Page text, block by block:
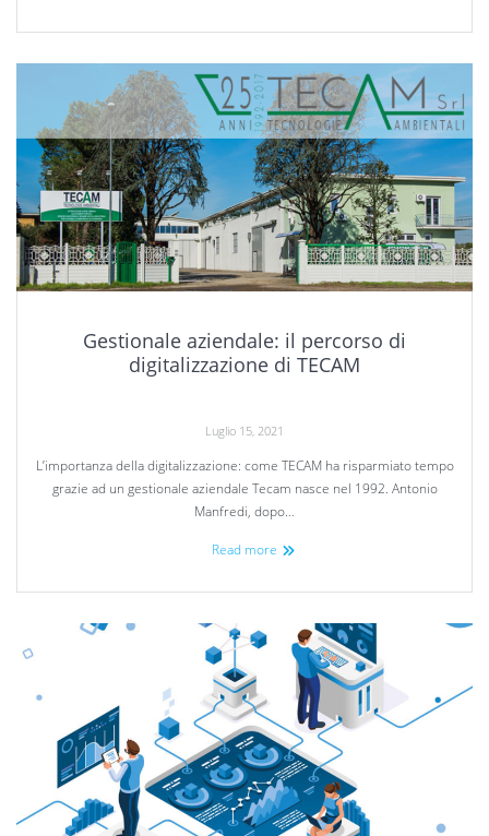
Gestionale aziendale: il percorso di
digitalizzazione di TECAM
Luglio 15, 2021
L’importanza della digitalizzazione: come TECAM ha risparmiato tempo
grazie ad un gestionale aziendale Tecam nasce nel 1992. Antonio
Manfredi, dopo…
Read more